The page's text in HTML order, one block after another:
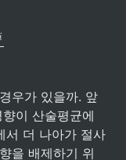
=
우가 있을까. 앞
이 산술평균에
서 더 나아가 절사
을 배제하기 위